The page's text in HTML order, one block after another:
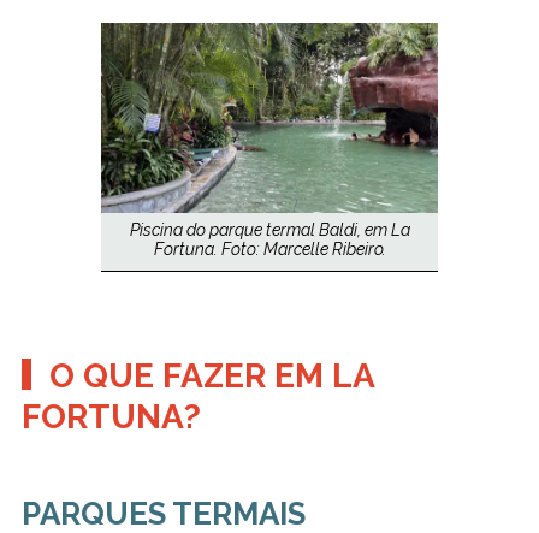
Piscina do parque termal Baldi, em La
Fortuna. Foto: Marcelle Ribeiro.
O QUE FAZER EM LA
FORTUNA?
PARQUES TERMAIS